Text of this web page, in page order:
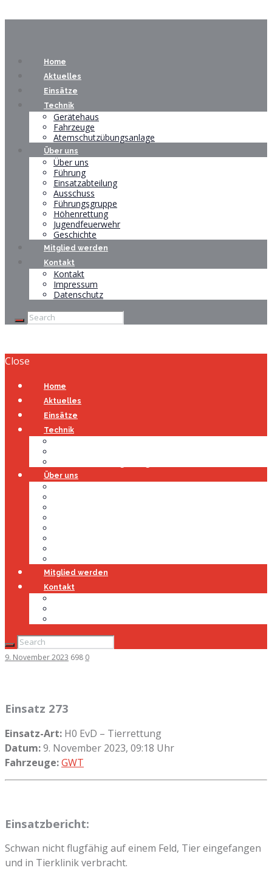
Home
Aktuelles
Einsätze
Technik
Gerätehaus
Fahrzeuge
Atemschutzübungsanlage
Über uns
Über uns
Führung
Einsatzabteilung
Ausschuss
Führungsgruppe
Höhenrettung
Jugendfeuerwehr
Geschichte
Mitglied werden
Kontakt
Kontakt
Impressum
Datenschutz
Close
Home
Aktuelles
Einsätze
Technik
Über uns
Mitglied werden
Kontakt
9. November 2023 698 0
Einsatz 273
Einsatz-Art: H0 EvD – Tierrettung
Datum:9. November 2023, 09:18 Uhr
Fahrzeuge:GWT
Einsatzbericht:
Schwan nicht flugfähig auf einem Feld, Tier eingefangen
und in Tierklinik verbracht.